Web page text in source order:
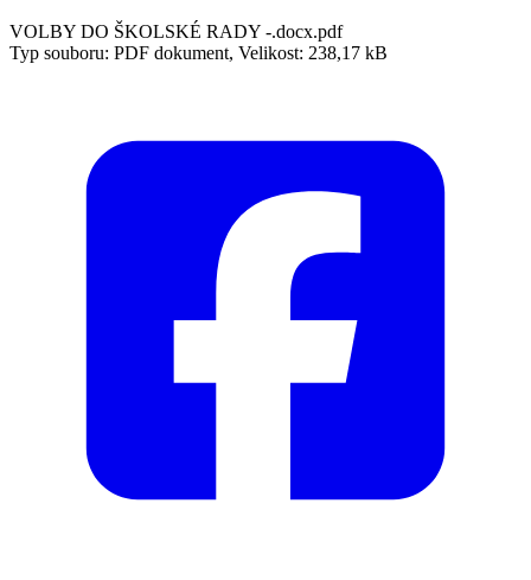
VOLBY DO ŠKOLSKÉ RADY -.docx.pdf
Typ souboru: PDF dokument, Velikost: 238,17 kB